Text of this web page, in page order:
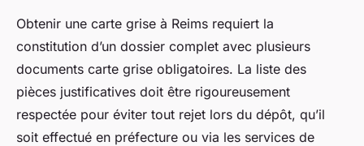
Obtenir une carte grise à Reims requiert la
constitution d’un dossier complet avec plusieurs
documents carte grise obligatoires. La liste des
pièces justificatives doit être rigoureusement
respectée pour éviter tout rejet lors du dépôt, qu’il
soit effectué en préfecture ou via les services de